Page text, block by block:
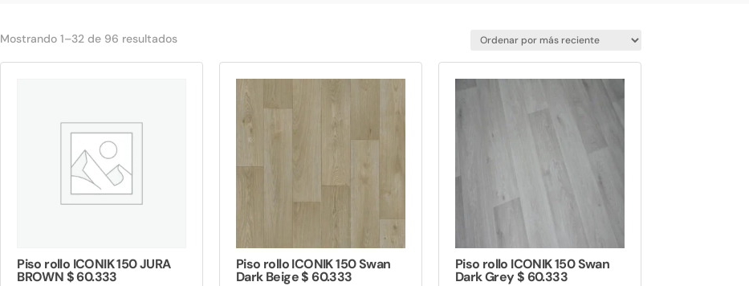
Mostrando 1–32 de 96 resultadosOrdenado
Piso rollo ICONIK 150 JURA
BROWN $ 60.333
Piso rollo ICONIK 150 Swan
Dark Beige $ 60.333
Piso rollo ICONIK 150 Swan
Dark Grey $ 60.333